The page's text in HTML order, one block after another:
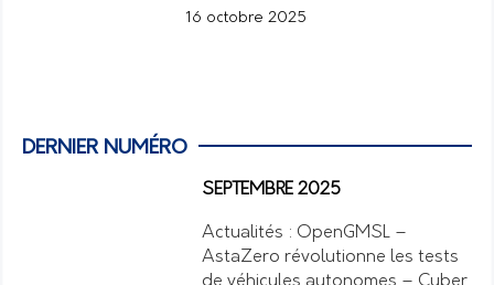
16 octobre 2025
DERNIER NUMÉRO
SEPTEMBRE 2025
Actualités : OpenGMSL –
AstaZero révolutionne les tests
de véhicules autonomes – Cyber